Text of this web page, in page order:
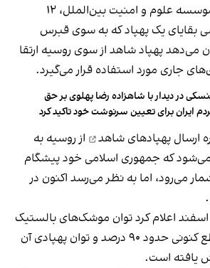
‫دیوید آلبرایت، مدیر موسسه علوم و امنیت بین‌الملل، ۱۲
بقایای یک پهپاد که به سوی قبرس
پهپاد شاهد از سوی روسیه ارتقا
جاری مورد استفاده قرار می‌گیرد.
در دیدار با شاهزاده رضا پهلوی بر حق
ایران برای تعیین سرنوشت خود تاکید کرد
ارسال پهپادهای شاهد
از روسیه به
می‌شود که جمهوری اسلامی خود پیشگام
می‌رود، اما به نظر می‌رسد اکنون در
کاخ سفید بامداد ۲۴ اسفند اعلام کرد توان موشک‌های بالستیک
حکومت ایران در مقطع کنونی حدود ۹۰ درصد و توان پهپادی آن